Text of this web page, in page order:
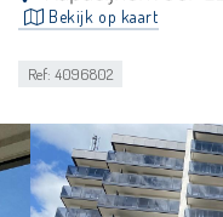
Bekijk op kaart
Ref: 4096802